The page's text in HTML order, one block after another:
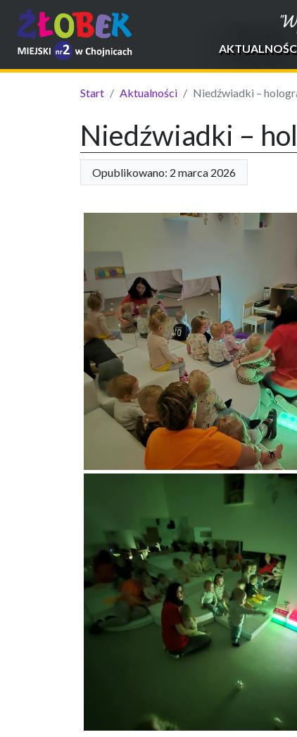
Start Aktualności Niedźwiadki –
Niedźwiadki –
Opublikowano: 2 marca 2026